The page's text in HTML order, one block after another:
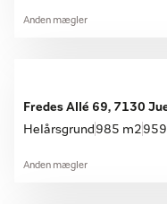
Anden mægler
Fredes Allé 69, 7130
Helårsgrund 985 m2
Anden mægler